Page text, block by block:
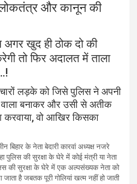
लोकतंत्र और कानून की
खुद ही ठोक दो की
तो फिर अदालत में ताला
लड़के को जिसे पुलिस ने अपनी
वाला बनाकर और उसी से अतीक
वो आखिर किसका
बिहार के नेता बेदारी कारवां अध्यक्ष नजरे
की सुरक्षा के घेरे में कोई मंत्री या नेता
की सुरक्षा के घेरे में एक अल्पसंख्यक नेता को
है जबतक पूरी गोलियां खत्म नहीं हो जाती